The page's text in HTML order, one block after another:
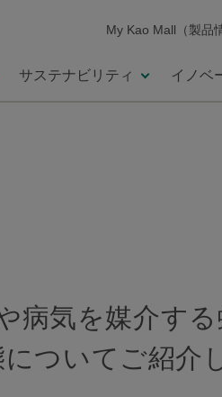
My Kao Mall（製品
サステナビリティ イノベ
病気を媒介する
ついてご紹介